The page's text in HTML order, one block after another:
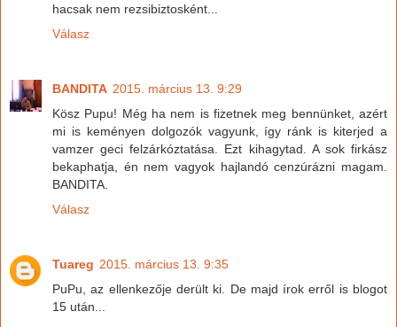
hacsak nem rezsibiztosként...
Válasz
BANDITA 2015. március 13. 9:29
Kösz Pupu! Még ha nem is fizetnek meg bennünket, azért
mi is keményen dolgozók vagyunk, így ránk is kiterjed a
vamzer geci felzárkóztatása. Ezt kihagytad. A sok firkász
bekaphatja, én nem vagyok hajlandó cenzúrázni magam.
BANDITA.
Válasz
Tuareg 2015. március 13. 9:35
PuPu, az ellenkezője derült ki. De majd írok erről is blogot
15 után...